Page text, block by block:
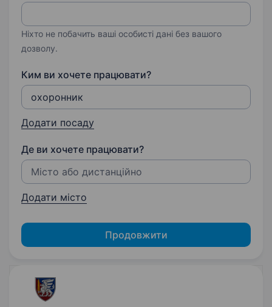
Ніхто не побачить ваші особисті дані без вашого
дозволу.
Ким ви хочете працювати?
Додати посаду
Де ви хочете працювати?
Додати місто
Продовжити